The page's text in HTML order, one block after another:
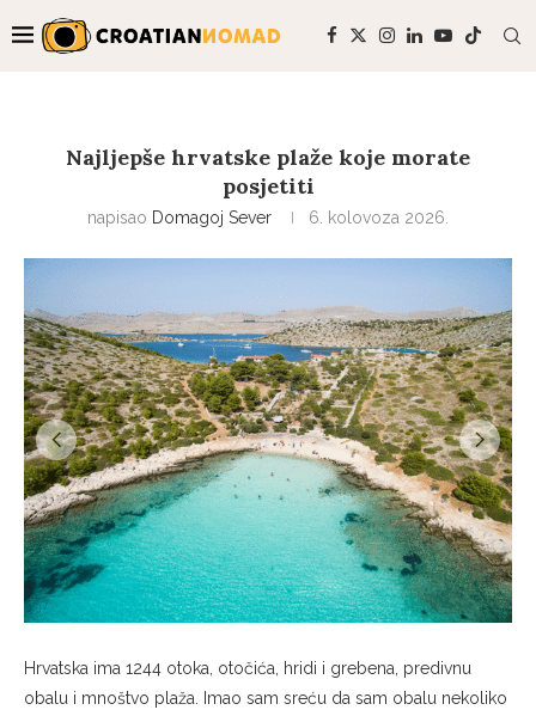
Najljepše hrvatske plaže koje morate
posjetiti
napisao Domagoj Sever 6. kolovoza 2026.
Hrvatska ima 1244 otoka, otočića, hridi i grebena, predivnu
obalu i mnoštvo plaža. Imao sam sreću da sam obalu nekoliko